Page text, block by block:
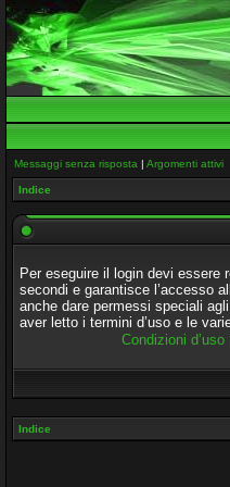
Messaggi senza risposta | Argomenti attivi
Indice
Per eseguire il login devi essere
secondi e garantisce l’accesso
anche dare permessi speciali
aver letto i termini d’uso e le
Condizioni d’uso
Indice